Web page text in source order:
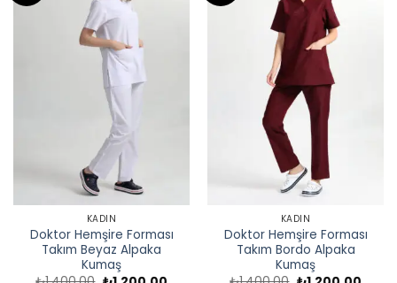
KADIN
Doktor Hemşire Forması
Takım Beyaz Alpaka
Kumaş
KADIN
Doktor Hemşire Forması
Takım Bordo Alpaka
Kumaş